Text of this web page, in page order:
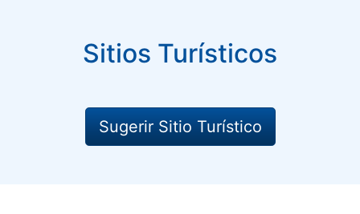
Sitios Turísticos
Sugerir Sitio Turístico